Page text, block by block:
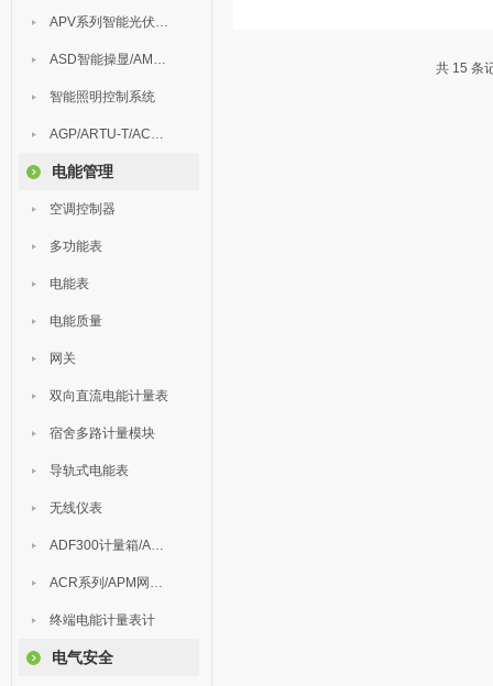
APV系列智能光伏汇流箱
ASD智能操显/AM中压保护
智能照明控制系统
AGP/ARTU-T/ACM/ADDC
电能管理
空调控制器
多功能表
电能表
电能质量
网关
双向直流电能计量表
宿舍多路计量模块
导轨式电能表
无线仪表
ADF300计量箱/AEW无线计量
ACR系列/APM网络电力仪表
终端电能计量表计
电气安全
共 15 条